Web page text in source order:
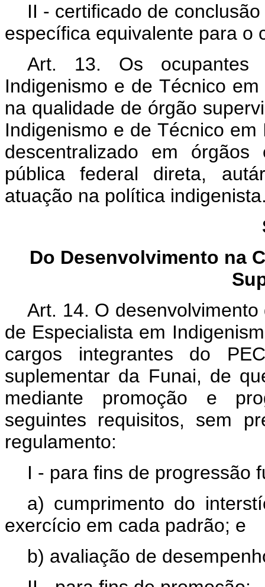
II - certificado de
específica equivalente para o
Art. 13. Os ocupantes
Indigenismo e de Técnico
na qualidade de órgão
Indigenismo e de Técnico
descentralizado em
pública federal direta,
atuação na política
Do Desenvolvimento na
Art. 14. O
de Especialista em
cargos integrantes do
suplementar da Funai, de
mediante promoção e
seguintes requisitos, sem
regulamento:
I - para fins de progressão
a) cumprimento do
exercício em cada padrão; e
b) avaliação de